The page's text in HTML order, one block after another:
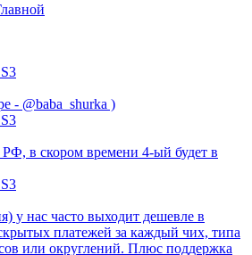
- @baba_shurka )
в скором времени 4-ый будет в
у нас часто выходит дешевле в
платежей за каждый чих, типа
или округлений. Плюс поддержка